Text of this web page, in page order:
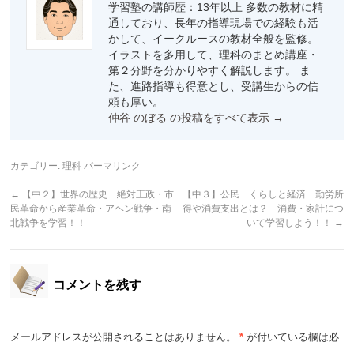
学習塾の講師歴：13年以上 多数の教材に精
通しており、長年の指導現場での経験も活
かして、イークルースの教材全般を監修。
イラストを多用して、理科のまとめ講座・
第２分野を分かりやすく解説します。 ま
た、進路指導も得意とし、受講生からの信
頼も厚い。
仲谷 のぼる の投稿をすべて表示 →
カテゴリー:理科 パーマリンク
←
【中２】世界の歴史 絶対王政・市
民革命から産業革命・アヘン戦争・南
北戦争を学習！！
【中３】公民 くらしと経済 勤労所
得や消費支出とは？ 消費・家計につ
いて学習しよう！！
→
コメントを残す
メールアドレスが公開されることはありません。 * が付いている欄は必